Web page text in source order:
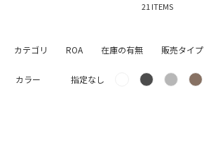
21 ITEMS
カテゴリ ROA 在庫の有無 販売タイプ
カラー 指定なし